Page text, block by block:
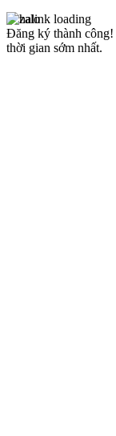
Đăng ký thành công!
thời gian sớm nhất.